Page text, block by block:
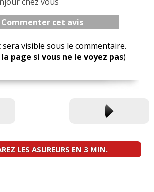
Commenter cet avis
visible sous le commentaire.
page si vous ne le voyez pas)
LES ASUREURS EN 3 MIN.